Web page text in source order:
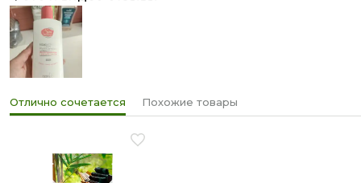
Отлично сочетается Похожие товары